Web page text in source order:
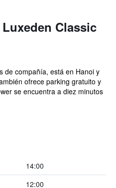
Classic
de compañía, está en Hanoi y
ofrece parking gratuito y
se encuentra a diez minutos
14:00
12:00